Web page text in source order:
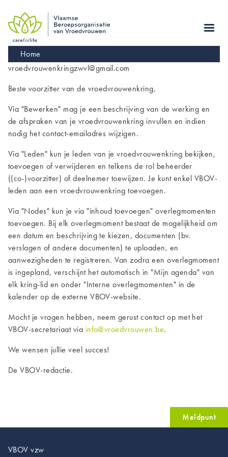
main
navigation
Kruimelpad
Home
vroedvrouwenkringzwvl@gmail.com
Beste voorzitter van de vroedvrouwenkring,
Via "Bewerken" mag je een beschrijving van de werking en
de afspraken van je vroedvrouwenkring invullen en indien
nodig het contact-emailadres wijzigen.
Via "Leden" kun je leden van je vroedvrouwenkring bekijken,
toevoegen of verwijderen en telkens de rol beheerder
((co-)voorzitter) of deelnemer toewijzen. Je kunt enkel VBOV-
leden aan een vroedvrouwenkring toevoegen.
Via "Nodes" kun je via "inhoud toevoegen" overlegmomenten
toevoegen. Bij elk overlegmoment bestaat de mogelijkheid om
een datum en beschrijving te kiezen, documenten (bv.
verslagen of andere documenten) te uploaden, en
aanwezigheden te registreren. Van zodra een overlegmoment
is ingepland, verschijnt het automatisch in "Mijn agenda" van
elk kring-lid en onder "Interne overlegmomenten" in de
kalender op de externe VBOV-website.
Mocht je vragen hebben, neem gerust contact op met het
VBOV-secretariaat via info@vroedvrouwen.be.
We wensen jullie veel succes!
De VBOV-redactie.
Meldpunt
VBOV vzw